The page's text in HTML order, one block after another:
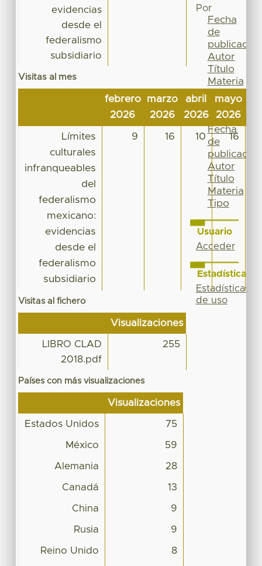
evidencias
desde el
federalismo
subsidiario
Visitas al mes
febrero
2026
marzo
2026
abril
2026
mayo
2026
Límites
culturales
infranqueables
del
federalismo
mexicano:
evidencias
desde el
federalismo
subsidiario
9 16 10 16
Visitas al fichero
Visualizaciones
LIBRO CLAD
2018.pdf
255
Países con más visualizaciones
Visualizaciones
Estados Unidos 75
México 59
Alemania 28
Canadá 13
China 9
Rusia 9
Reino Unido 8
Por
Fecha
de
publicación
Autor
Título
Materia
Tipo
colección
Fecha
de
publicación
Autor
Título
Materia
Tipo
Usuario
Acceder
Estadísticas
Estadísticas
de uso